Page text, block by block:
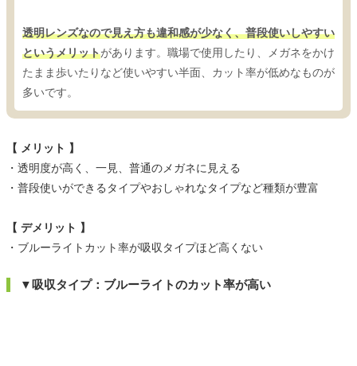
透明レンズなので見え方も違和感が少なく、普段使いしやすい
というメリットがあります。職場で使用したり、メガネをかけ
たまま歩いたりなど使いやすい半面、カット率が低めなものが
多いです。
【 メリット 】
・透明度が高く、一見、普通のメガネに見える
・普段使いができるタイプやおしゃれなタイプなど種類が豊富
【 デメリット 】
・ブルーライトカット率が吸収タイプほど高くない
▼吸収タイプ：ブルーライトのカット率が高い